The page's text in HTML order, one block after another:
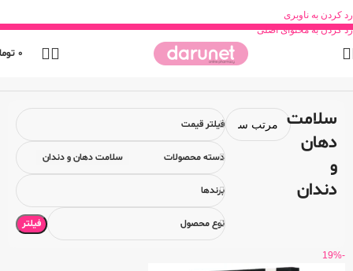
رد کردن به ناوبری
رد کردن به محتوای اصلی
0
خانه بهداشت و سلامت سلامت دهان و دندان
سلامت
دهان
و
دندان
فیلتر قیمت
دسته محصولات سلامت دهان و دندان
برندها
نوع محصول فیلتر
-19%